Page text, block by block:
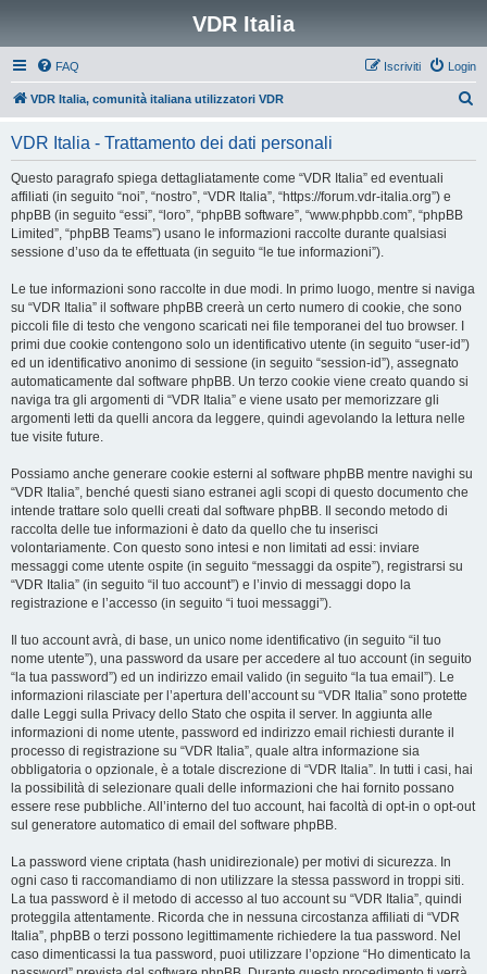
VDR Italia
FAQ Login
Iscriviti
VDR Italia, comunità italiana utilizzatori VDR
VDR Italia - Trattamento dei dati personali
Questo paragrafo spiega dettagliatamente come “VDR Italia” ed eventuali
affiliati (in seguito “noi”, “nostro”, “VDR Italia”, “https://forum.vdr-italia.org”) e
phpBB (in seguito “essi”, “loro”, “phpBB software”, “www.phpbb.com”, “phpBB
Limited”, “phpBB Teams”) usano le informazioni raccolte durante qualsiasi
sessione d’uso da te effettuata (in seguito “le tue informazioni”).
Le tue informazioni sono raccolte in due modi. In primo luogo, mentre si naviga
su “VDR Italia” il software phpBB creerà un certo numero di cookie, che sono
piccoli file di testo che vengono scaricati nei file temporanei del tuo browser. I
primi due cookie contengono solo un identificativo utente (in seguito “user-id”)
ed un identificativo anonimo di sessione (in seguito “session-id”), assegnato
automaticamente dal software phpBB. Un terzo cookie viene creato quando si
naviga tra gli argomenti di “VDR Italia” e viene usato per memorizzare gli
argomenti letti da quelli ancora da leggere, quindi agevolando la lettura nelle
tue visite future.
Possiamo anche generare cookie esterni al software phpBB mentre navighi su
“VDR Italia”, benché questi siano estranei agli scopi di questo documento che
intende trattare solo quelli creati dal software phpBB. Il secondo metodo di
raccolta delle tue informazioni è dato da quello che tu inserisci
volontariamente. Con questo sono intesi e non limitati ad essi: inviare
messaggi come utente ospite (in seguito “messaggi da ospite”), registrarsi su
“VDR Italia” (in seguito “il tuo account”) e l’invio di messaggi dopo la
registrazione e l’accesso (in seguito “i tuoi messaggi”).
Il tuo account avrà, di base, un unico nome identificativo (in seguito “il tuo
nome utente”), una password da usare per accedere al tuo account (in seguito
“la tua password”) ed un indirizzo email valido (in seguito “la tua email”). Le
informazioni rilasciate per l’apertura dell’account su “VDR Italia” sono protette
dalle Leggi sulla Privacy dello Stato che ospita il server. In aggiunta alle
informazioni di nome utente, password ed indirizzo email richiesti durante il
processo di registrazione su “VDR Italia”, quale altra informazione sia
obbligatoria o opzionale, è a totale discrezione di “VDR Italia”. In tutti i casi, hai
la possibilità di selezionare quali delle informazioni che hai fornito possano
essere rese pubbliche. All’interno del tuo account, hai facoltà di opt-in o opt-out
sul generatore automatico di email del software phpBB.
La password viene criptata (hash unidirezionale) per motivi di sicurezza. In
ogni caso ti raccomandiamo di non utilizzare la stessa password in troppi siti.
La tua password è il metodo di accesso al tuo account su “VDR Italia”, quindi
proteggila attentamente. Ricorda che in nessuna circostanza affiliati di “VDR
Italia”, phpBB o terzi possono legittimamente richiedere la tua password. Nel
caso dimenticassi la tua password, puoi utilizzare l’opzione “Ho dimenticato la